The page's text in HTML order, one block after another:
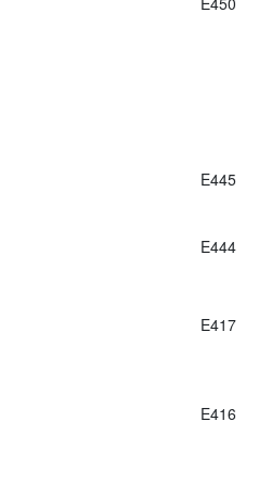
E445
E444
E417
E416